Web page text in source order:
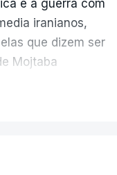
e a guerra com
iranianos,
que dizem ser
Mojtaba
aquilo que